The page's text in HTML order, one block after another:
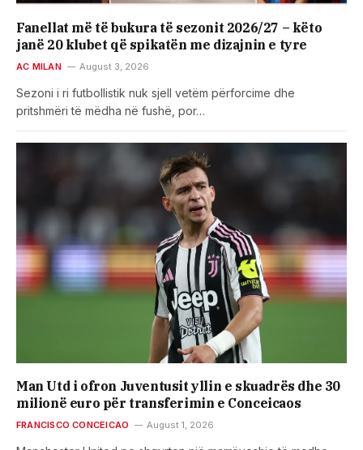
Fanellat më të bukura të sezonit 2026/27 – këto
janë 20 klubet që spikatën me dizajnin e tyre
AC MILAN August 3, 2026
Sezoni i ri futbollistik nuk sjell vetëm përforcime dhe
pritshmëri të mëdha në fushë, por…
Man Utd i ofron Juventusit yllin e skuadrës dhe 30
milionë euro për transferimin e Conceicaos
FRANCISCO CONCEICAO August 1, 2026